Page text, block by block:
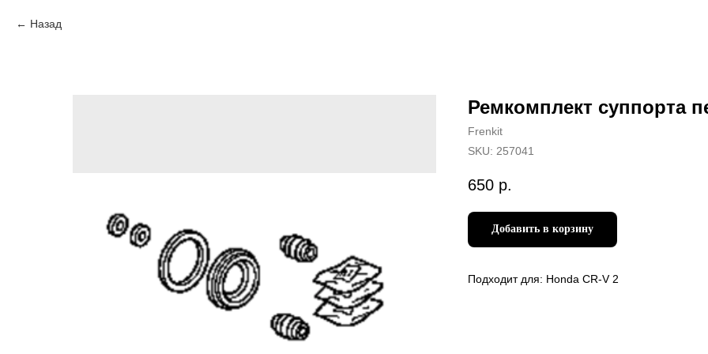
Назад
Ремкомплект суппорта
Frenkit
SKU: 257041
650 р.
Добавить в корзину
Подходит для: Honda CR-V 2